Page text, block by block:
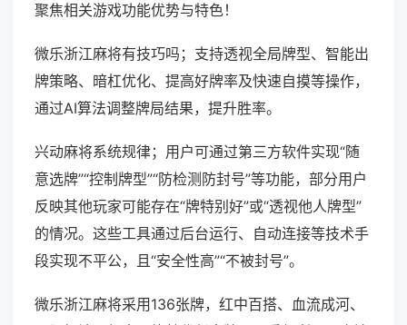
聚焦相关游戏功能优势与特色！
微乐浙江麻将有技巧吗；支持透视全局牌型、智能出
牌策略、暗杠优化、提高好牌率及快速自摸等操作，
通过AI算法调整牌局结果，提升胜率。
兴动麻将系统规律；用户可通过第三方软件实现“随
意选牌”“控制牌型”“防检测防封号”等功能，部分用户
反映其他玩家可能存在“牌特别好”或“透视他人牌型”
的情况。这些工具通过后台运行、自动连接等技术手
段实现不平公，且“安全性高”“不被封号”。
微乐浙江麻将采用136张牌，红中百搭、血流成河、